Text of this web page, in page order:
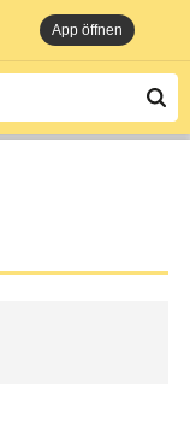
App öffnen